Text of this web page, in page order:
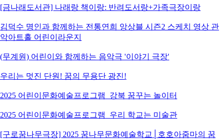
[금나래도서관] 나래랑 책이랑: 반려도서랑+가족극장이랑
김덕수 명인과 함께하는 전통연희 앙상블 시즌2 스케치 영상 관
악아트홀 어린이라운지
(무계원) 어린이와 함께하는 음악극 '이야기 극장'
우리는 멋진 단원! 꿈의 무용단 광진!
2025 어린이문화예술프로그램_강북 꿈꾸는 놀이터
2025 어린이문화예술프로그램_우리 학교는 미술관
[구로꿈나무극장] 2025 꿈나무문화예술학교│호호아줌마의 꿈